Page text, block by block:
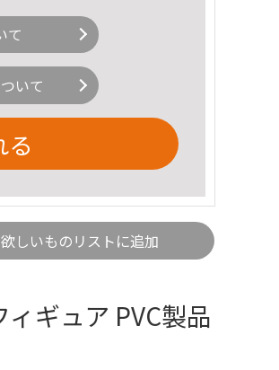
て
いて
る
欲しいものリストに追加
ギュア PVC製品